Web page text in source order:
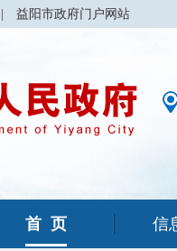
益阳市政府门户网站
首 页 信